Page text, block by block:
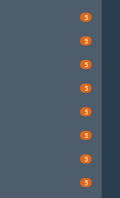
5
5
5
5
5
5
5
5